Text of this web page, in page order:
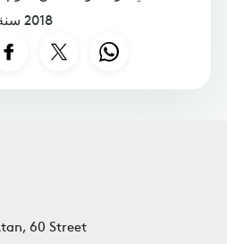
2018 سنة الحظ بامتياز بالنسبة له
60 Street